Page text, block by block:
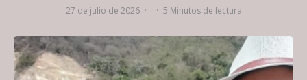
27 de julio de 2026 · · 5 Minutos de lectura